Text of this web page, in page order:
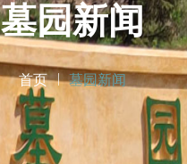
墓园新闻
首页 墓园新闻